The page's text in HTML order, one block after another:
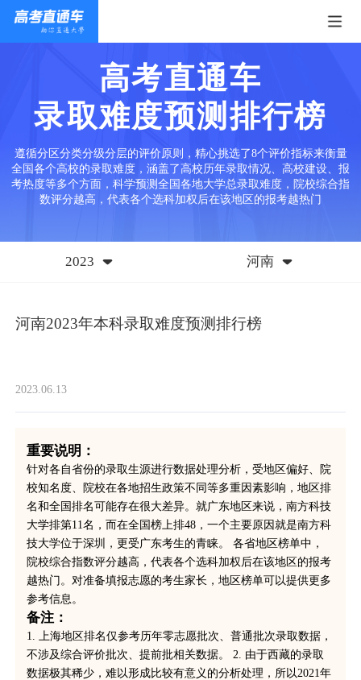
高考直通车
录取难度预测排行榜
遵循分区分类分级分层的评价原则，精心挑选了8个评价指标来衡量
全国各个高校的录取难度，涵盖了高校历年录取情况、高校建设、报
考热度等多个方面，科学预测全国各地大学总录取难度，院校综合指
数评分越高，代表各个选科加权后在该地区的报考越热门
2023 河南
河南2023年本科录取难度预测排行榜
2023.06.13
重要说明：
针对各自省份的录取生源进行数据处理分析，受地区偏好、院
校知名度、院校在各地招生政策不同等多重因素影响，地区排
名和全国排名可能存在很大差异。就广东地区来说，南方科技
大学排第11名，而在全国榜上排48，一个主要原因就是南方科
技大学位于深圳，更受广东考生的青睐。 各省地区榜单中，
院校综合指数评分越高，代表各个选科加权后在该地区的报考
越热门。对准备填报志愿的考生家长，地区榜单可以提供更多
参考信息。
备注：
1. 上海地区排名仅参考历年零志愿批次、普通批次录取数据，
不涉及综合评价批次、提前批相关数据。 2. 由于西藏的录取
数据极其稀少，难以形成比较有意义的分析处理，所以2021年